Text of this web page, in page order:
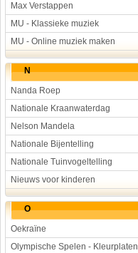
Max Verstappen
MU - Klassieke muziek
MU - Online muziek maken
N
Nanda Roep
Nationale Kraanwaterdag
Nelson Mandela
Nationale Bijentelling
Nationale Tuinvogeltelling
Nieuws voor kinderen
O
Oekraïne
Olympische Spelen - Kleurplaten